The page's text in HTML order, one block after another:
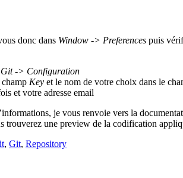
donc dans Window -> Preferences puis
Git-> Configuration
champ Key et le nom de votre choix dans le
et votre adresse email
je vous renvoie vers la
trouverez une preview de la codification
, Git, Repository